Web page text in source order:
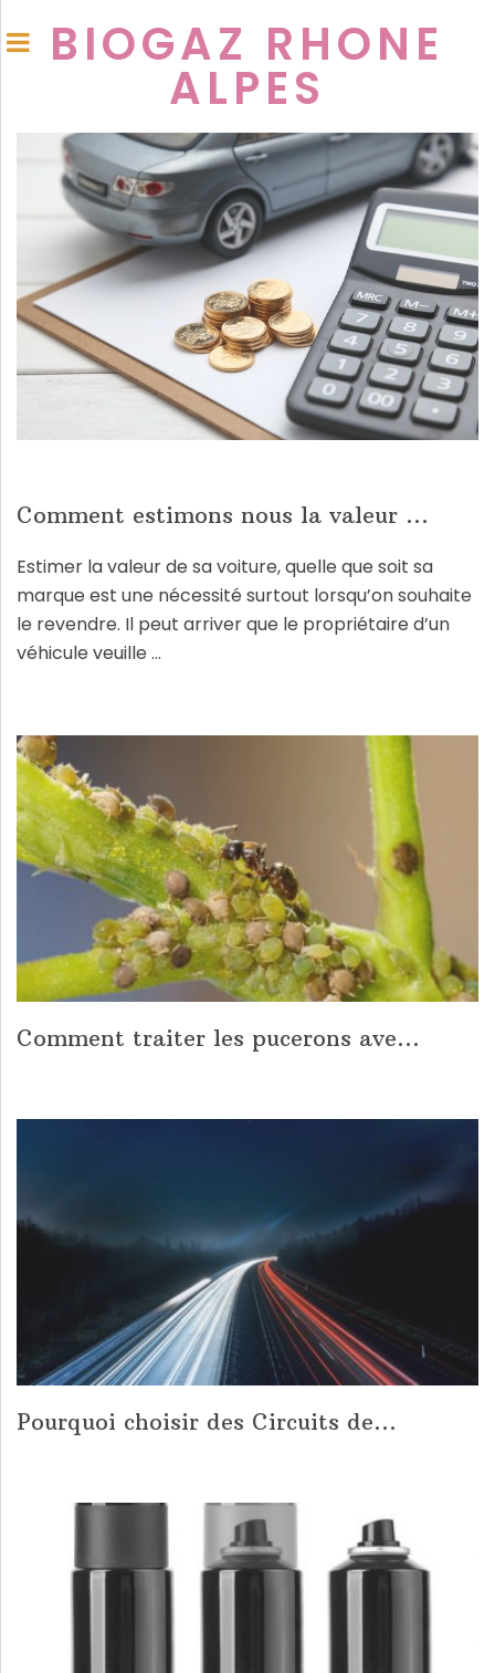
BIOGAZ RHONE
ALPES
Comment estimons nous la valeur ...
Estimer la valeur de sa voiture, quelle que soit sa
marque est une nécessité surtout lorsqu’on souhaite
le revendre. Il peut arriver que le propriétaire d’un
véhicule veuille …
Comment traiter les pucerons ave...
Pourquoi choisir des Circuits de...